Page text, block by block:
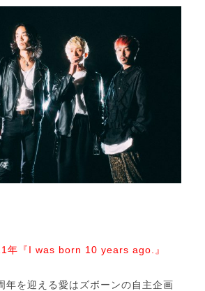
年『I was born 10 years ago.』
年を迎える愛はズボーンの自主企画